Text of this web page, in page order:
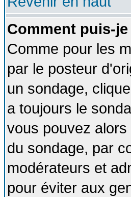
Comment puis-
Comme pour les
par le posteur
un sondage,
a toujours le
vous pouvez
du sondage, par
modérateurs et
pour éviter aux